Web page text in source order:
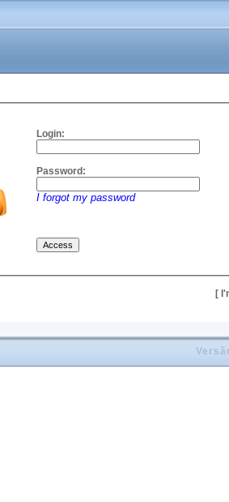
Login:
Password:
I forgot my password
[